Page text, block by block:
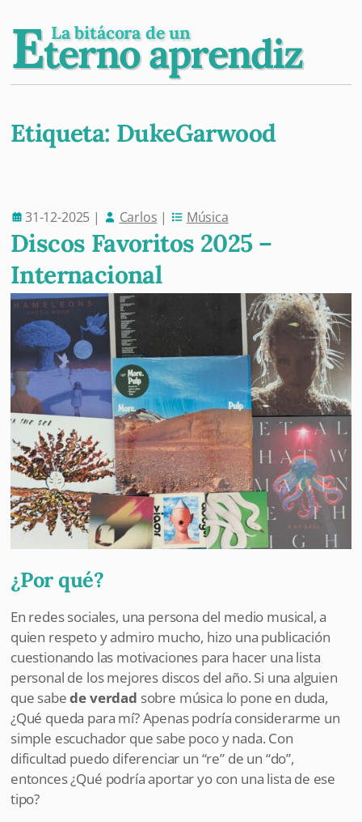
Eterno aprendiz
La bitácora de un
Etiqueta: DukeGarwood
Post navigation
31-12-2025 | Carlos | Música
Discos Favoritos 2025 –
Internacional
¿Por qué?
En redes sociales, una persona del medio musical, a
quien respeto y admiro mucho, hizo una publicación
cuestionando las motivaciones para hacer una lista
personal de los mejores discos del año. Si una alguien
que sabede verdad sobre música lo pone en duda,
¿Qué queda para mí? Apenas podría considerarme un
simple escuchador que sabe poco y nada. Con
dificultad puedo diferenciar un “re” de un “do”,
entonces ¿Qué podría aportar yo con una lista de ese
tipo?